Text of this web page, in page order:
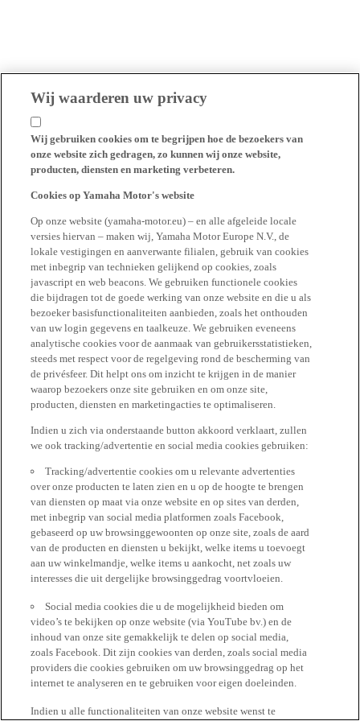
Wij waarderen uw privacy
Wij gebruiken cookies om te begrijpen hoe de bezoekers van
onze website zich gedragen, zo kunnen wij onze website,
producten, diensten en marketing verbeteren.
Cookies op Yamaha Motor's website
Op onze website (yamaha-motor.eu) – en alle afgeleide locale
versies hiervan – maken wij, Yamaha Motor Europe N.V., de
lokale vestigingen en aanverwante filialen, gebruik van cookies
met inbegrip van technieken gelijkend op cookies, zoals
javascript en web beacons. We gebruiken functionele cookies
die bijdragen tot de goede werking van onze website en die u als
bezoeker basisfunctionaliteiten aanbieden, zoals het onthouden
van uw login gegevens en taalkeuze. We gebruiken eveneens
analytische cookies voor de aanmaak van gebruikersstatistieken,
steeds met respect voor de regelgeving rond de bescherming van
de privésfeer. Dit helpt ons om inzicht te krijgen in de manier
waarop bezoekers onze site gebruiken en om onze site,
producten, diensten en marketingacties te optimaliseren.
Indien u zich via onderstaande button akkoord verklaart, zullen
we ook tracking/advertentie en social media cookies gebruiken:
Tracking/advertentie cookies om u relevante advertenties
over onze producten te laten zien en u op de hoogte te brengen
van diensten op maat via onze website en op sites van derden,
met inbegrip van social media platformen zoals Facebook,
gebaseerd op uw browsinggewoonten op onze site, zoals de aard
van de producten en diensten u bekijkt, welke items u toevoegt
aan uw winkelmandje, welke items u aankocht, net zoals uw
interesses die uit dergelijke browsinggedrag voortvloeien.
Social media cookies die u de mogelijkheid bieden om
video’s te bekijken op onze website (via YouTube bv.) en de
inhoud van onze site gemakkelijk te delen op social media,
zoals Facebook. Dit zijn cookies van derden, zoals social media
providers die cookies gebruiken om uw browsinggedrag op het
internet te analyseren en te gebruiken voor eigen doeleinden.
Indien u alle functionaliteiten van onze website wenst te